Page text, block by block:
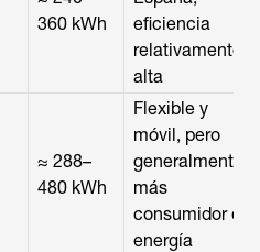
360 kWh
eficiencia
relativamente
alta
≈ 288–
480 kWh
Flexible y
móvil, pero
generalmente
más
consumidor de
energía